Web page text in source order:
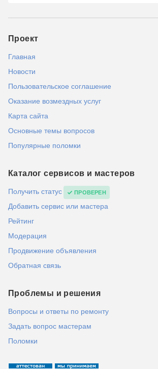
Проект
Главная
Новости
Пользовательское соглашение
Оказание возмездных услуг
Карта сайта
Основные темы вопросов
Популярные поломки
Каталог сервисов и мастеров
Получить статус ПРОВЕРЕН
Добавить сервис или мастера
Рейтинг
Модерация
Продвижение объявления
Обратная связь
Проблемы и решения
Вопросы и ответы по ремонту
Задать вопрос мастерам
Поломки